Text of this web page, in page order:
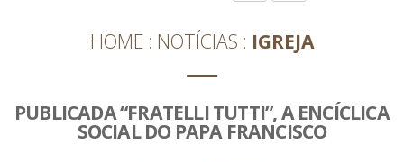
HOME NOTÍCIAS IGREJA
PUBLICADA “FRATELLI TUTTI”, A ENCÍCLICA
SOCIAL DO PAPA FRANCISCO